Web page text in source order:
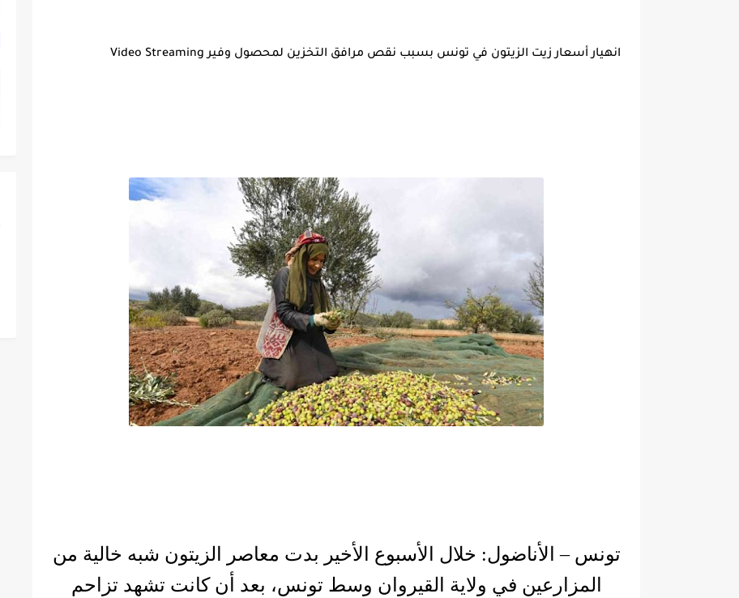
انهيار أسعار زيت الزيتون في تونس بسبب نقص مرافق التخزين لمحصول وفير Video Streaming
تونس – الأناضول: خلال الأسبوع الأخير بدت معاصر الزيتون شبه خالية من
المزارعين في ولاية القيروان وسط تونس، بعد أن كانت تشهد تزاحم